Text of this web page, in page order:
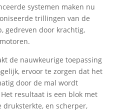
systemen maken nu
trillingen van de
gedreven door krachtig,
de nauwkeurige toepassing
ervoor te zorgen dat het
door de mal wordt
resultaat is een blok met
druksterkte, en scherper,